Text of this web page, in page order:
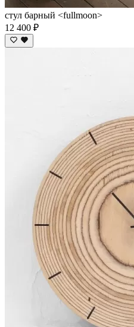
стул барный <fullmoon>
12 400 ₽